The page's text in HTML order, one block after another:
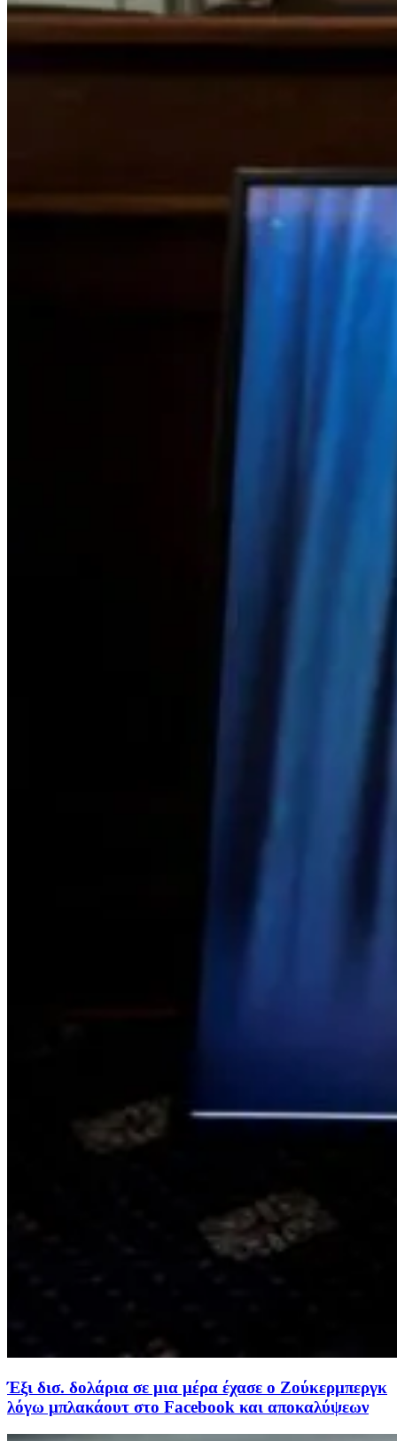
Έξι δισ. δολάρια σε μια μέρα έχασε o Ζούκερμπεργκ
λόγω μπλακάουτ στο Facebook και αποκαλύψεων